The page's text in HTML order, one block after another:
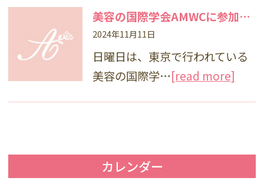
美容の国際学会AMWCに参加しました✨
2024年11月11日
日曜日は、東京で行われている
美容の国際学…[read more]
カレンダー